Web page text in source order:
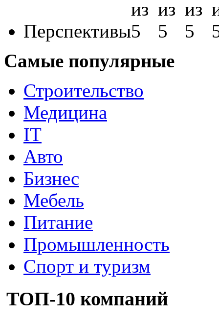
Перспективы
Самые популярные
Строительство
Медицина
IT
Авто
Бизнес
Мебель
Питание
Промышленность
Спорт и туризм
ТОП-10 компаний